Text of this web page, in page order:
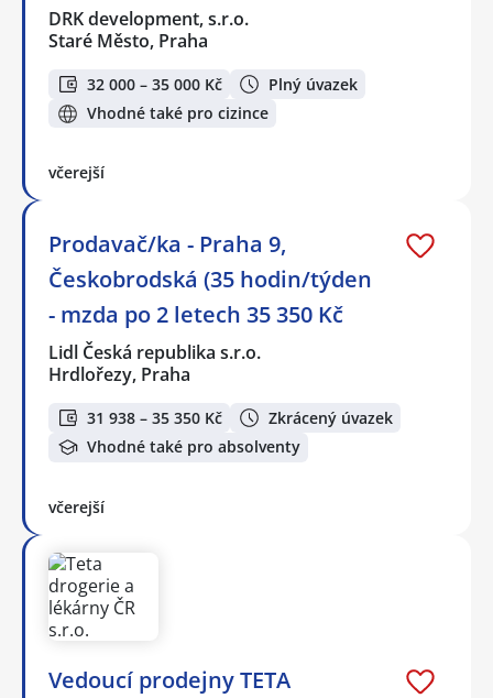
DRK development, s.r.o.
Staré Město, Praha
32 000 – 35 000 Kč
Plný úvazek
Vhodné také pro cizince
včerejší
Prodavač/ka - Praha 9,
Českobrodská (35 hodin/týden
- mzda po 2 letech 35 350 Kč
Lidl Česká republika s.r.o.
Hrdlořezy, Praha
31 938 – 35 350 Kč
Zkrácený úvazek
Vhodné také pro absolventy
včerejší
Vedoucí prodejny TETA